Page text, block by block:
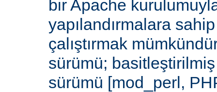
bir Apache
yapılandırmalara
çalıştırmak
sürümü;
sürümü [mod_perl,